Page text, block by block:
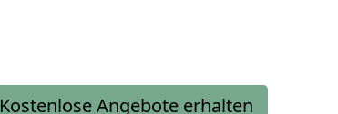
Kostenlose Angebote erhalten